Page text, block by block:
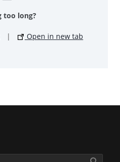
too long?
| Open in new tab